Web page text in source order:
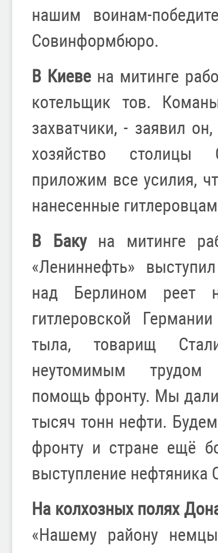
нашим воинам-
Совинформбюро.
В Киеве на митинге
котельщик тов.
захватчики, - заявил
хозяйство
приложим все усилия,
нанесенные
В Бакуна митинге
«Лениннефть»
над Берлином реет
гитлеровской
тыла, товарищ
неутомимым трудом
помощь фронту. Мы дали
тысяч тонн нефти.
фронту и стране ещё
выступление
На колхозных полях
«Нашему району